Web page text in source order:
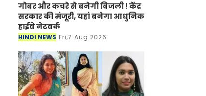
गोबर और कचरे से बनेगी बिजली ! केंद्र
सरकार की मंजूरी, यहां बनेगा आधुनिक
हाईवे नेटवर्क
HINDI NEWS Fri,7 Aug 2026